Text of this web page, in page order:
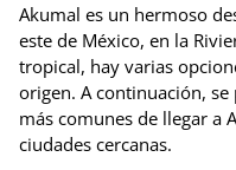
Akumal es un hermoso
este de México, en la
tropical, hay varias
origen. A continuación,
más comunes de llegar a
ciudades cercanas.